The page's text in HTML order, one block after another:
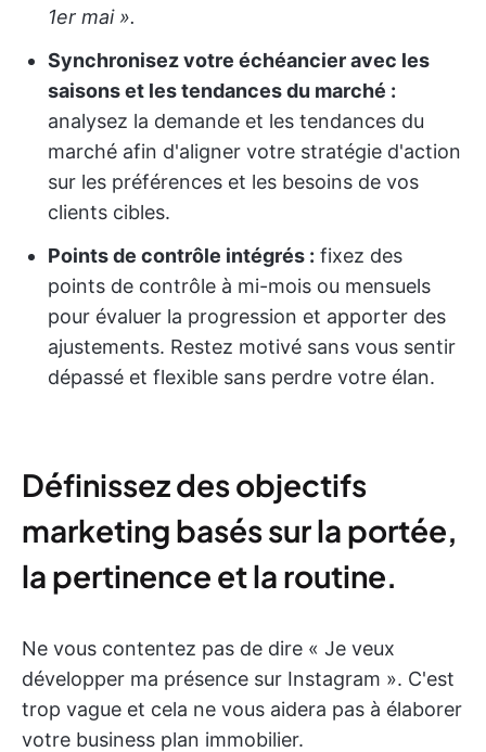
1er mai ».
Synchronisez votre échéancier avec les
saisons et les tendances du marché :
analysez la demande et les tendances du
marché afin d'aligner votre stratégie d'action
sur les préférences et les besoins de vos
clients cibles.
Points de contrôle intégrés : fixez des
points de contrôle à mi-mois ou mensuels
pour évaluer la progression et apporter des
ajustements. Restez motivé sans vous sentir
dépassé et flexible sans perdre votre élan.
Définissez des objectifs
marketing basés sur la portée,
la pertinence et la routine.
Ne vous contentez pas de dire « Je veux
développer ma présence sur Instagram ». C'est
trop vague et cela ne vous aidera pas à élaborer
votre business plan immobilier.